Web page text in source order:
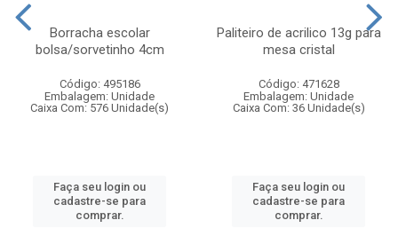
Borracha escolar
bolsa/sorvetinho 4cm
Código: 495186
Embalagem: Unidade
Caixa Com: 576 Unidade(s)
Faça seu login ou
cadastre-se para
comprar.
Paliteiro de acrilico 13g para
mesa cristal
Código: 471628
Embalagem: Unidade
Caixa Com: 36 Unidade(s)
Faça seu login ou
cadastre-se para
comprar.